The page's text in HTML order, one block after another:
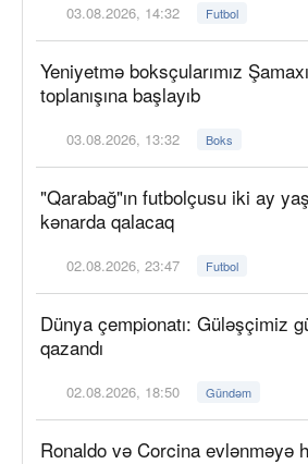
03.08.2026, 14:32 Futbol
Yeniyetmə boksçularımız
toplanışına başlayıb
03.08.2026, 13:32 Boks
"Qarabağ"ın futbolçusu iki ay
kənarda qalacaq
02.08.2026, 23:47 Futbol
Dünya çempionatı: Güləşçimiz
qazandı
02.08.2026, 18:50 Gündəm
Ronaldo və Corcina evlənməyə